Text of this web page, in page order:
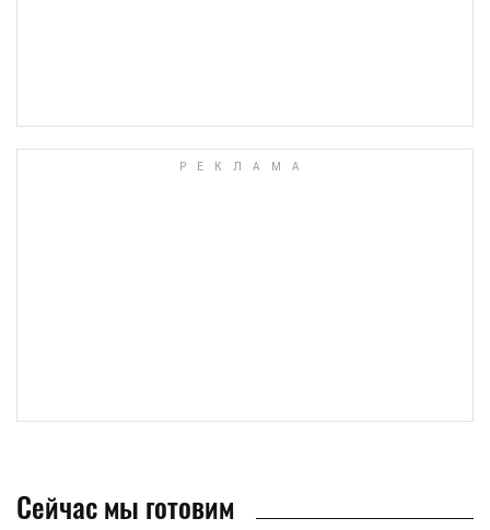
Сейчас мы готовим